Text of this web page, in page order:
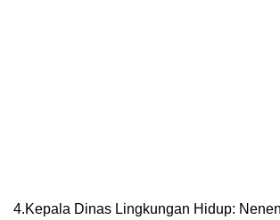
4.Kepala Dinas Lingkungan Hidup: